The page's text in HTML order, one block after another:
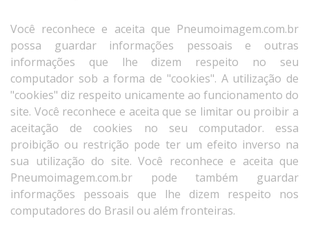
Você reconhece e aceita que Pneumoimagem.com.br
possa guardar informações pessoais e outras
informações que lhe dizem respeito no seu
computador sob a forma de "cookies". A utilização de
"cookies" diz respeito unicamente ao funcionamento do
site. Você reconhece e aceita que se limitar ou proibir a
aceitação de cookies no seu computador. essa
proibição ou restrição pode ter um efeito inverso na
sua utilização do site. Você reconhece e aceita que
Pneumoimagem.com.br pode também guardar
informações pessoais que lhe dizem respeito nos
computadores do Brasil ou além fronteiras.